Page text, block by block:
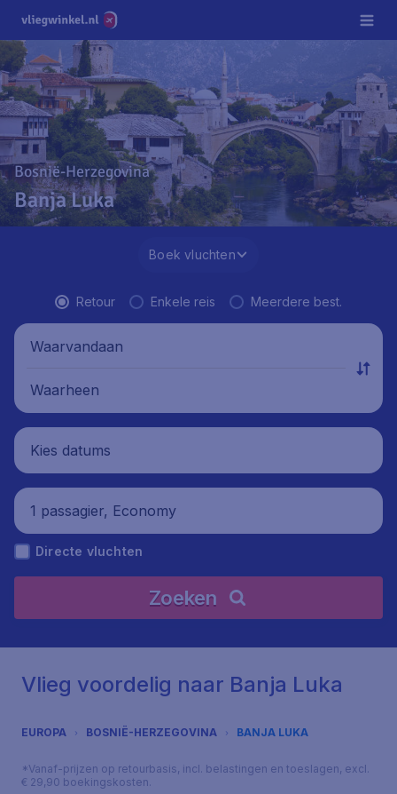
Bosnië-Herzegovina
Banja Luka
Boek vluchten
Retour Enkele reis Meerdere best.
Waarvandaan
Waarheen
Kies datums
1 passagier, Economy
Directe vluchten
Zoeken
Vlieg voordelig naar Banja Luka
EUROPA BOSNIË-HERZEGOVINA BANJA LUKA
*Vanaf-prijzen op retourbasis, incl. belastingen en toeslagen, excl.
€ 29,90 boekingskosten.